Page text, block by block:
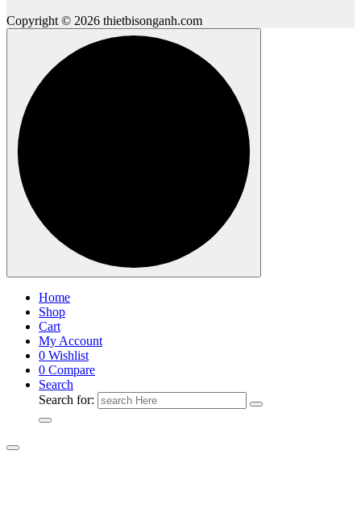
Copyright © 2026 thietbisonganh.com
Home
Shop
Cart
My Account
0 Wishlist
0 Compare
Search
Search for: